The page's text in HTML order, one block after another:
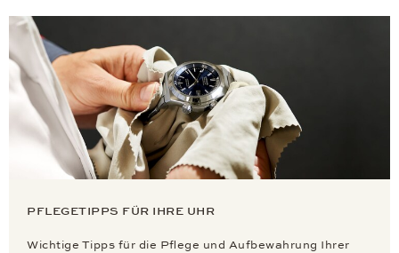
PFLEGETIPPS FÜR IHRE UHR
Wichtige Tipps für die Pflege und Aufbewahrung Ihrer